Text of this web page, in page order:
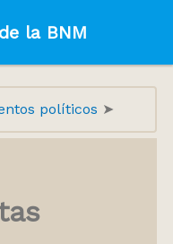
la BNM
políticos